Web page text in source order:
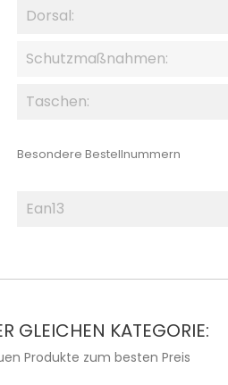
Dorsal:
Schutzmaßnahmen:
Taschen:
Besondere Bestellnummern
Ean13
GLEICHEN KATEGORIE:
Produkte zum besten Preis